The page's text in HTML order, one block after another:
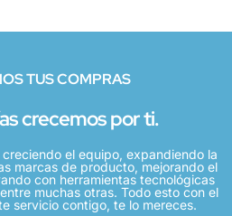
TUS COMPRAS
crecemos por ti.
el equipo, expandiendo la
marcas de producto, mejorando el
con herramientas tecnológicas
muchas otras. Todo esto con el
servicio contigo, te lo mereces.